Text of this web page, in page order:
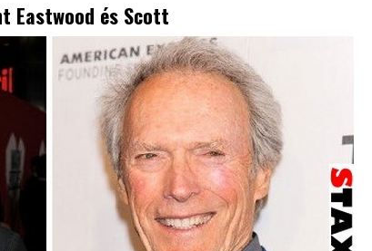
Eastwood és Scott